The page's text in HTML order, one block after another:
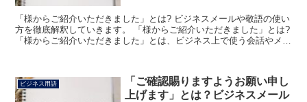
「様からご紹介いただきました」とは? ビジネスメールや敬語の使い
方を徹底解釈していきます。 「様からご紹介いただきました」とは?
「様からご紹介いただきました」とは、ビジネス上で使う会話やメー
ビジネス用語
「ご確認賜りますようお願い申し
上げます」とは？ビジネスメール